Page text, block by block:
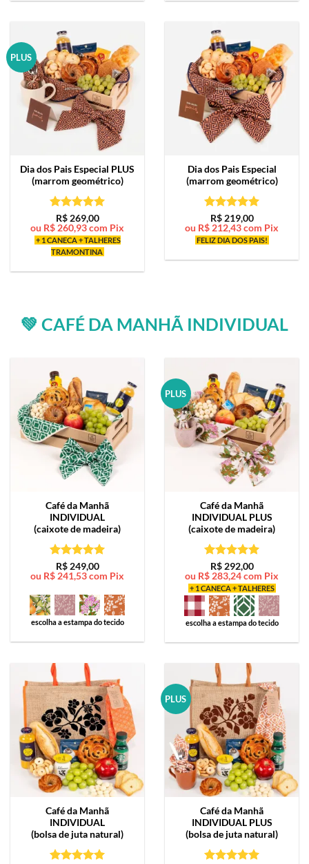
PLUS
Dia dos Pais Especial PLUS
(marrom geométrico)
Avaliação5
de 5
R$269,00
ou R$ 260,93com Pix
+ 1 CANECA + TALHERES
TRAMONTINA
Dia dos Pais Especial
(marrom geométrico)
Avaliação5
de 5
R$219,00
ou R$ 212,43com Pix
FELIZ DIA DOS PAIS!
💚 CAFÉ DA MANHÃ INDIVIDUAL
Café da Manhã
INDIVIDUAL
(caixote de madeira)
Avaliação5
de 5
R$249,00
ou R$241,53com Pix
escolha a estampa do tecido
PLUS
Café da Manhã
INDIVIDUAL PLUS
(caixote de madeira)
Avaliação5
de 5
R$292,00
ou R$283,24com Pix
+ 1 CANECA + TALHERES
escolha a estampa do tecido
Café da Manhã
INDIVIDUAL
(bolsa de juta natural)
PLUS
Café da Manhã
INDIVIDUAL PLUS
(bolsa de juta natural)